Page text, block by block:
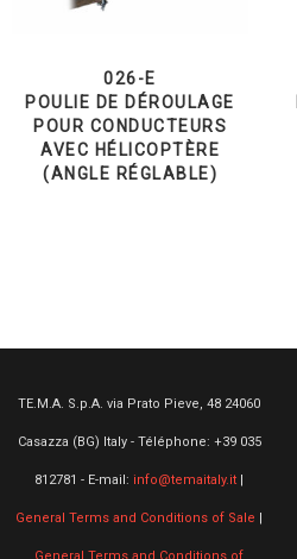
026-E
POULIE DE DÉROULAGE
POUR CONDUCTEURS
AVEC HÉLICOPTÈRE
(ANGLE RÉGLABLE)
TE.M.A. S.p.A. via Prato Pieve, 48 24060
Casazza (BG) Italy - Téléphone: +39 035
812781 - E-mail: info@temaitaly.it |
General Terms and Conditions of Sale |